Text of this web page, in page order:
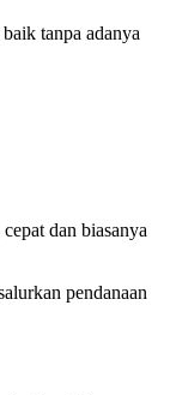
tanpa adanya
dan biasanya
pendanaan